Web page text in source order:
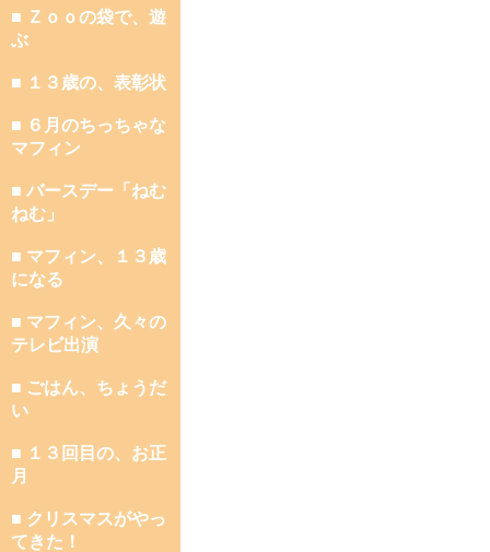
■ Ｚｏｏの袋で、遊
ぶ
■ １３歳の、表彰状
■ ６月のちっちゃな
マフィン
■ バースデー「ねむ
ねむ」
■ マフィン、１３歳
になる
■ マフィン、久々の
テレビ出演
■ ごはん、ちょうだ
い
■ １３回目の、お正
月
■ クリスマスがやっ
てきた！